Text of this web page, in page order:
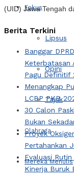
Fokus
Lipsus
Opini
Tajuk
Olahraga
Mereka Menulis
(UID) Jawa Tengah
Berita Terkini
Banggar
Keterbatasan
Pagu Definitif
Menangkap
LCBP PKB
30 Calon
Bukan
Proyek
Pertahankan
Evaluasi
Kinerja Buruk